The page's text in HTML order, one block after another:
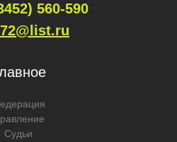
560-590
Судьи